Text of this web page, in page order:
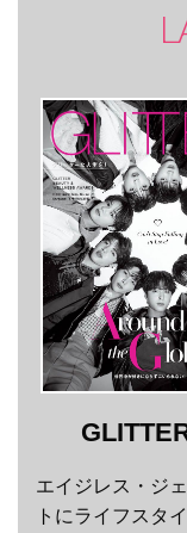
エイジレス・ジ
トにライフスタ